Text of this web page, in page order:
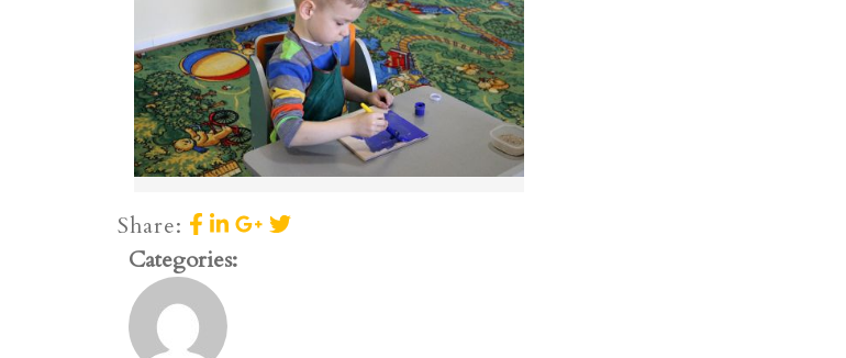
Share:
Categories: